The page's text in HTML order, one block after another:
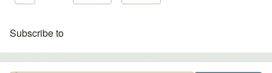
Subscribe to